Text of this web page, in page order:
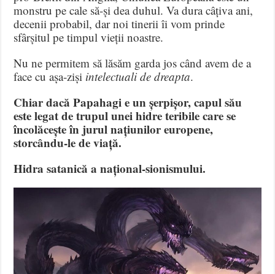
monstru pe cale să-și dea duhul. Va dura câțiva ani,
decenii probabil, dar noi tinerii îi vom prinde
sfârșitul pe timpul vieții noastre.
Nu ne permitem să lăsăm garda jos când avem de a
face cu așa-ziși intelectuali de dreapta.
Chiar dacă Papahagi e un șerpișor, capul său
este legat de trupul unei hidre teribile care se
încolăcește în jurul națiunilor europene,
storcându-le de viață.
Hidra satanică a național-sionismului.